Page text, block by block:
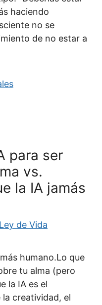
haciendo
no se
de no estar a
para ser
vs.
la IA jamás
Ley de Vida
humano.Lo que
tu alma (pero
la IA es el
creatividad, el